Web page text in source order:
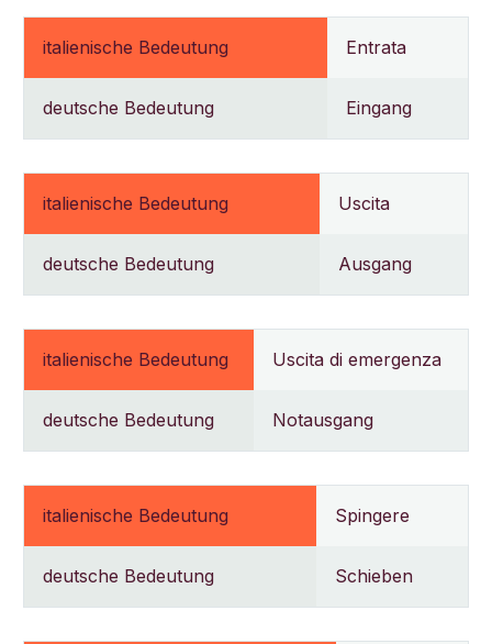
italienische Bedeutung Entrata
deutsche Bedeutung Eingang
italienische Bedeutung Uscita
deutsche Bedeutung Ausgang
italienische Bedeutung Uscita di emergenza
deutsche Bedeutung Notausgang
italienische Bedeutung Spingere
deutsche Bedeutung Schieben